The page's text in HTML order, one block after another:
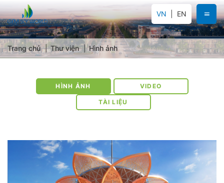
VN EN
Trang chủ Thư viện Hình ảnh
HÌNH ẢNH VIDEO
TÀI LIỆU